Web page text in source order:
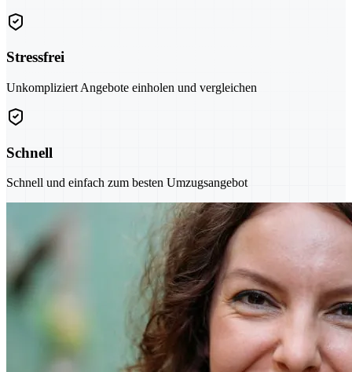
Stressfrei
Unkompliziert Angebote einholen und vergleichen
Schnell
Schnell und einfach zum besten Umzugsangebot